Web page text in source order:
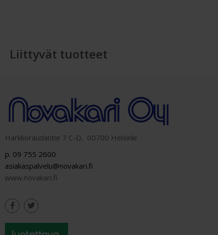
Liittyvät tuotteet
Harkkoraudantie 7 C-D, 00700 Helsinki
p. 09 755 2600
asiakaspalvelu@novakari.fi
www.novakari.fi